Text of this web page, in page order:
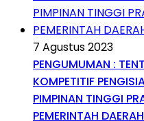
7 Agustus 2023
PENGUMUMAN :
KOMPETITIF
PIMPINAN TINGGI
PEMERINTAH